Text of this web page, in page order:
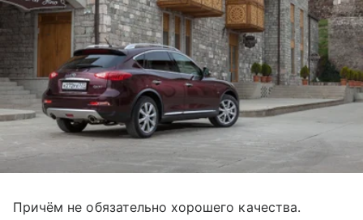
Причём не обязательно хорошего качества.